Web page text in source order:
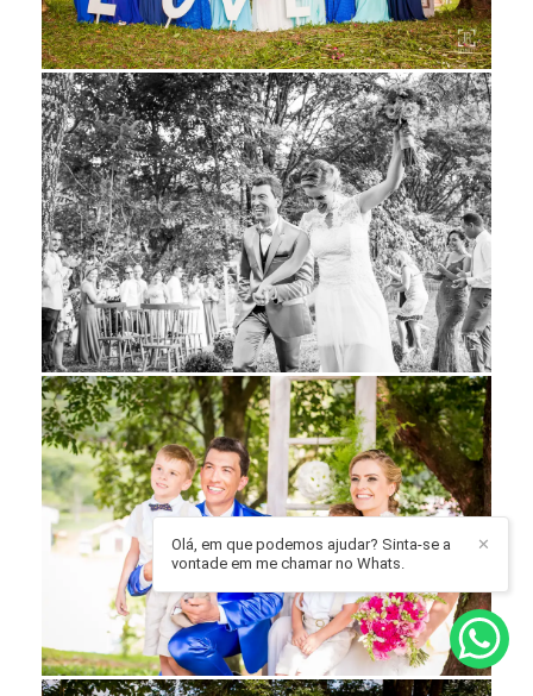
✕
Olá, em que podemos ajudar? Sinta-se a
vontade em me chamar no Whats.